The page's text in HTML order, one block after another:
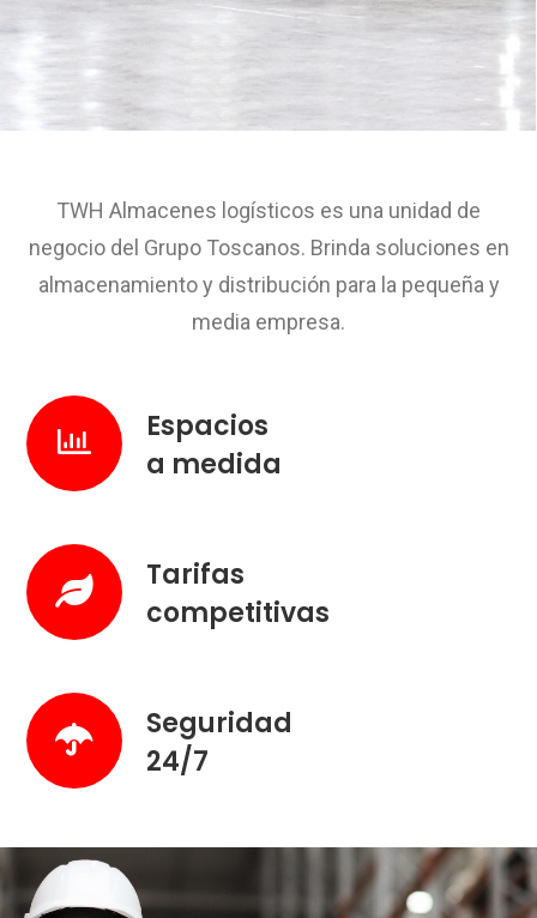
TWH Almacenes logísticos es una unidad de
negocio del Grupo Toscanos. Brinda soluciones en
almacenamiento y distribución para la pequeña y
media empresa.
Espacios
a medida
Tarifas
competitivas
Seguridad
24/7